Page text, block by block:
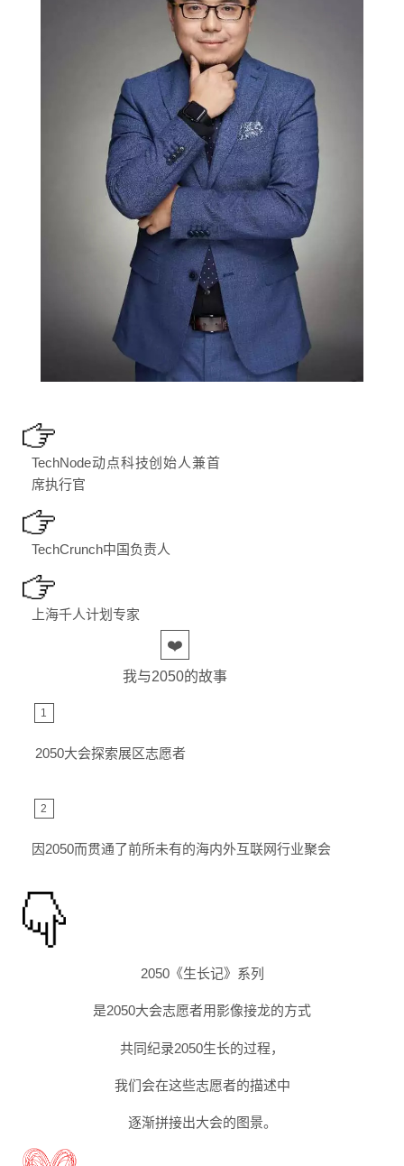
TechNode动点科技创始人兼首
席执行官
TechCrunch中国负责人
上海千人计划专家
❤️
我与2050的故事
1
2050大会探索展区志愿者
2
因2050而贯通了前所未有的海内外互联网行业聚会
2050《生长记》系列
是2050大会志愿者用影像接龙的方式
共同纪录2050生长的过程，
我们会在这些志愿者的描述中
逐渐拼接出大会的图景。